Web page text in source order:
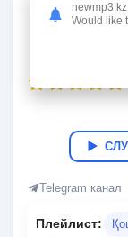
Telegram канал
Плейлист:
newmp3.kz
Would like